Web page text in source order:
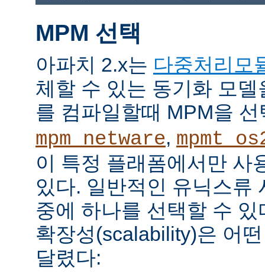
MPM 선택
아파치 2.x는 다중처리모
체할 수 있는 동기화 모
를 컴파일할때 MPM을
mpm_netware,
이 특정 플래폼에서만 사
있다. 일반적인 유닉스류
중에 하나를 선택할 수
확장성(scalability)은 어
달렸다: